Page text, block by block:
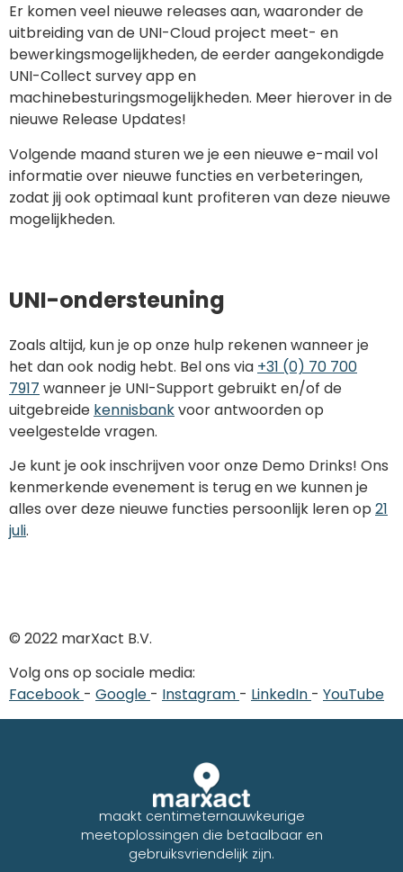
Er komen veel nieuwe releases aan, waaronder de
uitbreiding van de UNI-Cloud project meet- en
bewerkingsmogelijkheden, de eerder aangekondigde
UNI-Collect survey app en
machinebesturingsmogelijkheden. Meer hierover in de
nieuwe Release Updates!
Volgende maand sturen we je een nieuwe e-mail vol
informatie over nieuwe functies en verbeteringen,
zodat jij ook optimaal kunt profiteren van deze nieuwe
mogelijkheden.
UNI-ondersteuning
Zoals altijd, kun je op onze hulp rekenen wanneer je
het dan ook nodig hebt. Bel ons via +31 (0) 70 700
7917 wanneer je UNI-Support gebruikt en/of de
uitgebreide kennisbankvoor antwoorden op
veelgestelde vragen.
Je kunt je ook inschrijven voor onze Demo Drinks! Ons
kenmerkende evenement is terug en we kunnen je
alles over deze nieuwe functies persoonlijk leren op 21
juli.
© 2022 marXact B.V.
Volg ons op sociale media:
Facebook - Google - Instagram - LinkedIn - YouTube
maakt centimeternauwkeurige
meetoplossingen die betaalbaar en
gebruiksvriendelijk zijn.